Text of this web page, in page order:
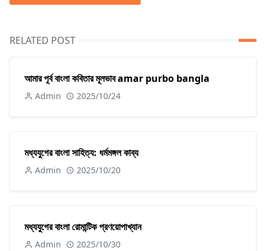
RELATED POST
আমার পূর্ব বাংলা কবিতার মূলভাব amar purbo bangla
Admin 2025/10/24
মধ্যযুগের বাংলা সাহিত্য: ধর্মমঙ্গল কাব্য
Admin 2025/10/20
মধ্যযুগের বাংলা রোমান্টিক প্রণয়োপাখ্যান
Admin 2025/10/30